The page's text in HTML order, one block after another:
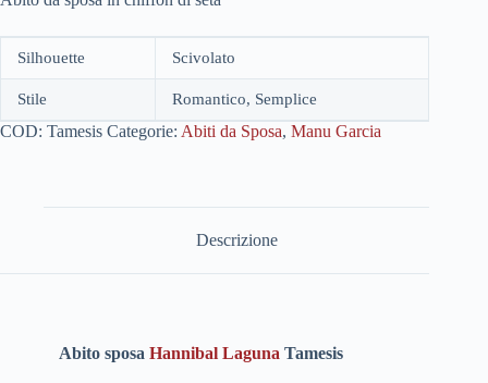
Silhouette Scivolato
Stile Romantico, Semplice
COD: Tamesis Categorie: Abiti da Sposa, Manu Garcia
Descrizione
Abito sposa Hannibal Laguna Tamesis